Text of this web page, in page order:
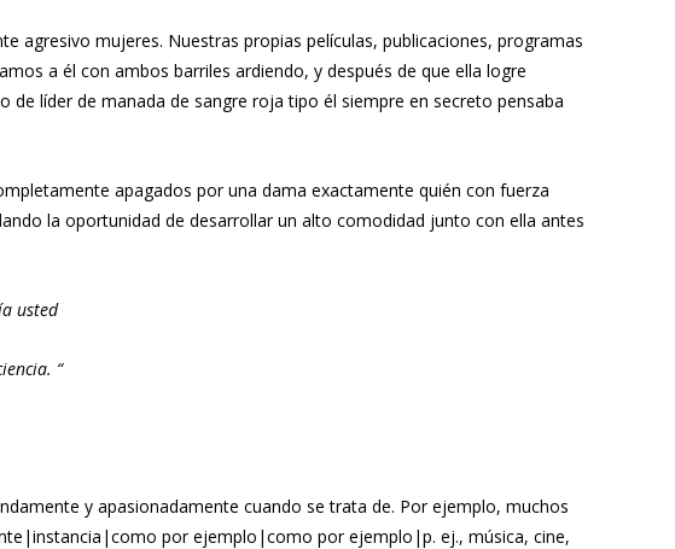
mujeres. Nuestras propias películas, publicaciones, programas
a él con ambos barriles ardiendo, y después de que ella logre
líder de manada de sangre roja tipo él siempre en secreto pensaba
apagados por una dama exactamente quién con fuerza
la oportunidad de desarrollar un alto comodidad junto con ella antes
usted
“
y apasionadamente cuando se trata de. Por ejemplo, muchos
por ejemplo|como por ejemplo|p. ej., música, cine,